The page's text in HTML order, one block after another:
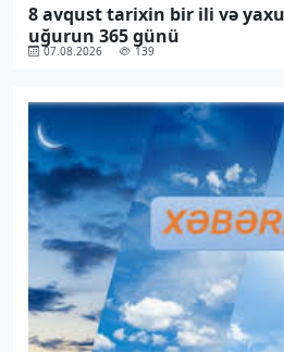
8 avqust tarixin bir ili və
uğurun 365 günü
07.08.2026 139